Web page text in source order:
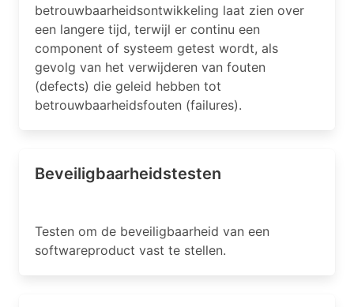
betrouwbaarheidsontwikkeling laat zien over
een langere tijd, terwijl er continu een
component of systeem getest wordt, als
gevolg van het verwijderen van fouten
(defects) die geleid hebben tot
betrouwbaarheidsfouten (failures).
Beveiligbaarheidstesten
Testen om de beveiligbaarheid van een
softwareproduct vast te stellen.